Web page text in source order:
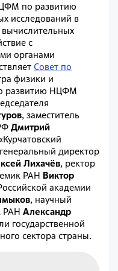
по развитию
исследований в
с
органами
Совет по
физики и
развитию НЦФМ
, заместитель
Дмитрий
директор
Лихачёв, ректор
РАН Виктор
академии
, научный
РАН Александр
государственной
сектора страны.